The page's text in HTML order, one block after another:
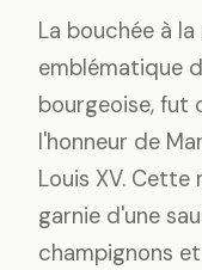
La bouchée à
emblématique
bourgeoise, fut
l'honneur de
Louis XV.
garnie d'une
champignons